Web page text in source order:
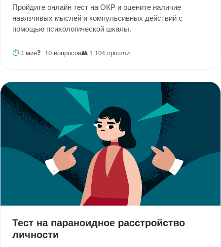
Пройдите онлайн тест на ОКР и оцените наличие
навязчивых мыслей и компульсивных действий с
помощью психологической шкалы.
⏱3 мин❓ 10 вопросов👥 1 104 прошли
Тест на параноидное расстройство
личности